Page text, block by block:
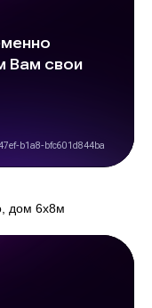
дом 6х8м